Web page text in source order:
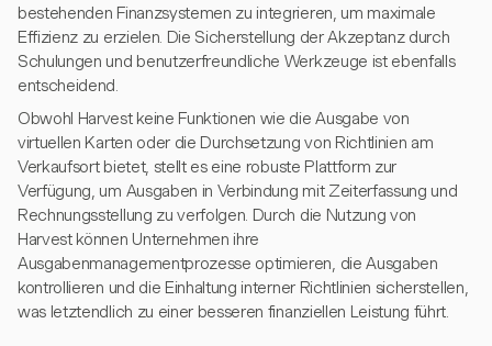
bestehenden Finanzsystemen zu integrieren, um maximale
Effizienz zu erzielen. Die Sicherstellung der Akzeptanz durch
Schulungen und benutzerfreundliche Werkzeuge ist ebenfalls
entscheidend.
Obwohl Harvest keine Funktionen wie die Ausgabe von
virtuellen Karten oder die Durchsetzung von Richtlinien am
Verkaufsort bietet, stellt es eine robuste Plattform zur
Verfügung, um Ausgaben in Verbindung mit Zeiterfassung und
Rechnungsstellung zu verfolgen. Durch die Nutzung von
Harvest können Unternehmen ihre
Ausgabenmanagementprozesse optimieren, die Ausgaben
kontrollieren und die Einhaltung interner Richtlinien sicherstellen,
was letztendlich zu einer besseren finanziellen Leistung führt.